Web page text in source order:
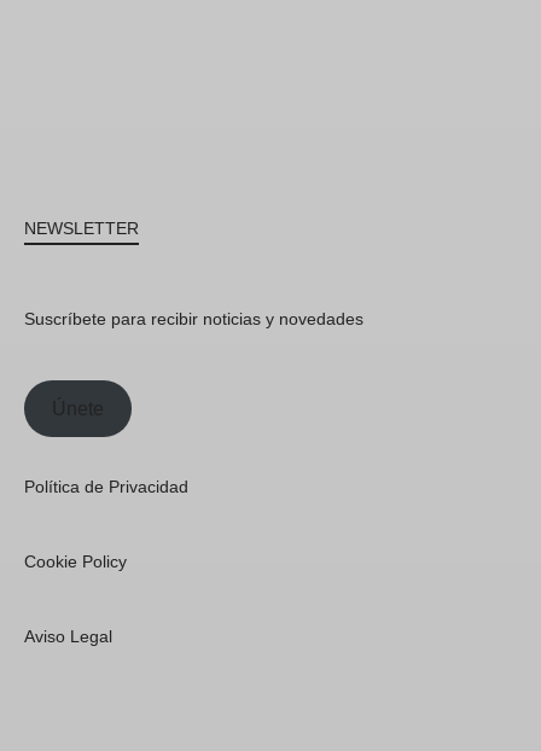
NEWSLETTER
Suscríbete para recibir noticias y novedades
Únete
Política de Privacidad
Cookie Policy
Aviso Legal